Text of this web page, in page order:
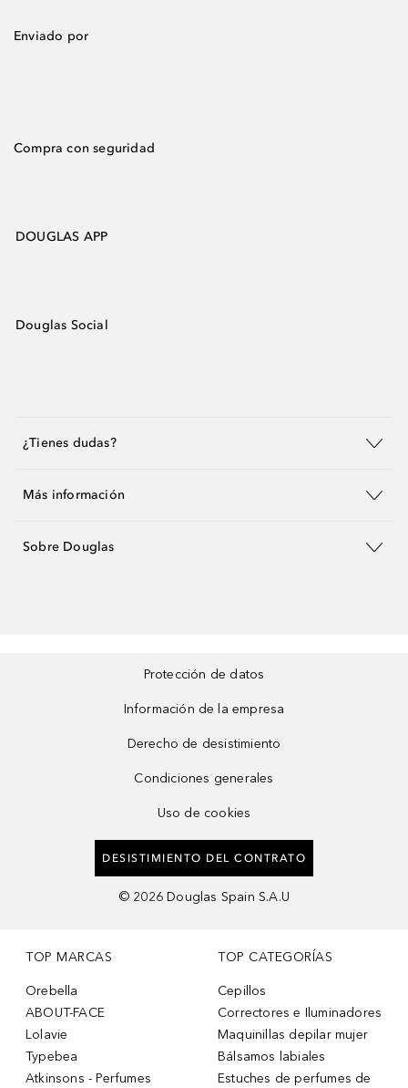
Enviado por
Compra con seguridad
DOUGLAS APP
Douglas Social
¿Tienes dudas?
Más información
Sobre Douglas
Protección de datos
Información de la empresa
Derecho de desistimiento
Condiciones generales
Uso de cookies
DESISTIMIENTO DEL CONTRATO
© 2026 Douglas Spain S.A.U
TOP MARCAS
Orebella
ABOUT-FACE
Lolavie
Typebea
Atkinsons - Perfumes
TOP CATEGORÍAS
Cepillos
Correctores e Iluminadores
Maquinillas depilar mujer
Bálsamos labiales
Estuches de perfumes de